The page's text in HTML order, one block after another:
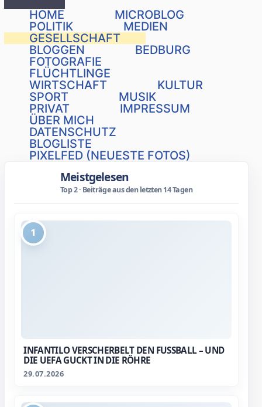
Schließen
HOME
MICROBLOG
POLITIK
MEDIEN
GESELLSCHAFT
BLOGGEN
BEDBURG
FOTOGRAFIE
FLÜCHTLINGE
WIRTSCHAFT
KULTUR
SPORT
MUSIK
PRIVAT
IMPRESSUM
ÜBER MICH
DATENSCHUTZ
BLOGLISTE
PIXELFED (NEUESTE FOTOS)
Meistgelesen
Top 2 · Beiträge aus den letzten 14 Tagen
1
INFANTILO VERSCHERBELT DEN FUSSBALL – UND D
IE UEFA GUCKT IN DIE RÖHRE
29.07.2026